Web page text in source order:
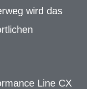
wird das
Line CX